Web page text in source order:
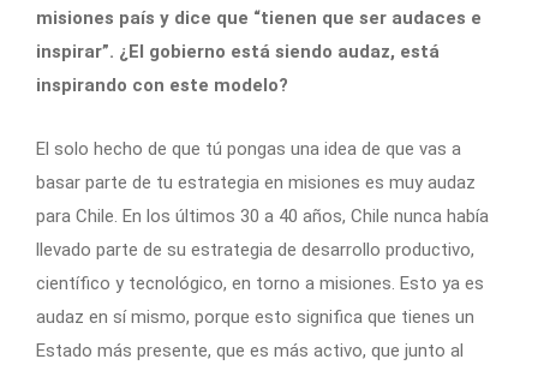
misiones país y dice que “tienen que ser audaces e
inspirar”. ¿El gobierno está siendo audaz, está
inspirando con este modelo?
El solo hecho de que tú pongas una idea de que vas a
basar parte de tu estrategia en misiones es muy audaz
para Chile. En los últimos 30 a 40 años, Chile nunca había
llevado parte de su estrategia de desarrollo productivo,
científico y tecnológico, en torno a misiones. Esto ya es
audaz en sí mismo, porque esto significa que tienes un
Estado más presente, que es más activo, que junto al